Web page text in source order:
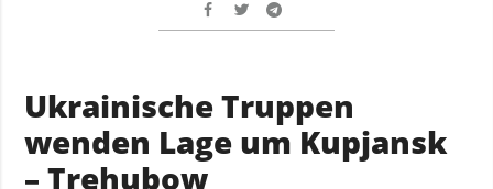
Ukrainische Truppen
wenden Lage um Kupjansk
– Trehubow